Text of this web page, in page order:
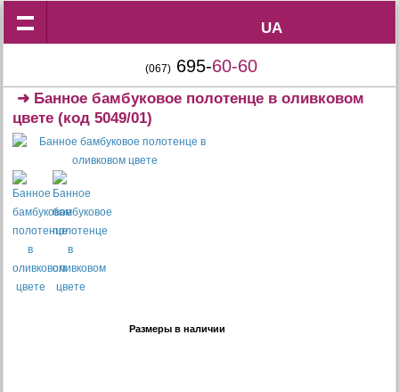
UA
UA
(067) 695-60-60
➜ Банное бамбуковое полотенце в оливковом
цвете (код 5049/01)
Размеры в наличии